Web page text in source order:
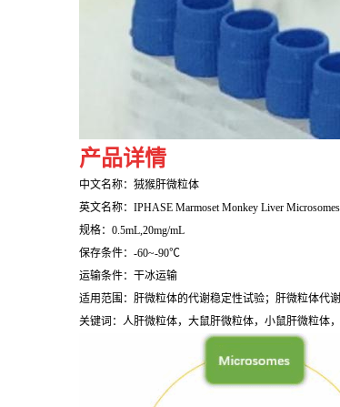
产品详情
中文名称：狨猴肝微粒体
英文名称：IPHASE Marmoset Monkey Liver Microsomes
规格：0.5mL,20mg/mL
保存条件：-60~-90℃
运输条件：干冰运输
适用范围：肝微粒体的代谢稳定性试验；肝微粒体代
关键词：人肝微粒体，大鼠肝微粒体，小鼠肝微粒体